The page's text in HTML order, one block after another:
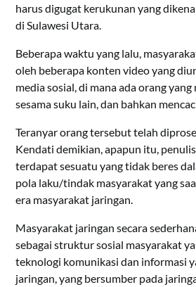
harus digugat kerukunan yang
di Sulawesi Utara.
Beberapa waktu yang lalu,
oleh beberapa konten video yang
media sosial, di mana ada orang
sesama suku lain, dan bahkan
Teranyar orang tersebut telah
Kendati demikian, apapun itu,
terdapat sesuatu yang tidak beres
pola laku/tindak masyarakat yang
era masyarakat jaringan.
Masyarakat jaringan secara
sebagai struktur sosial masyarakat
teknologi komunikasi dan informasi
jaringan, yang bersumber pada